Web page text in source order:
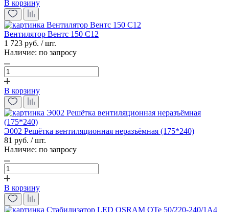
В корзину
Вентилятор Вентс 150 С12
1 723 руб. / шт.
Наличие: по запросу
В корзину
Э002 Решётка вентиляционная неразъёмная (175*240)
81 руб. / шт.
Наличие: по запросу
В корзину